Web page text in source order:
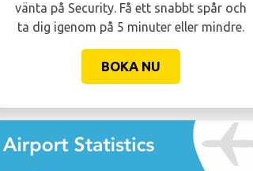
vänta på Security. Få ett snabbt spår och
ta dig igenom på 5 minuter eller mindre.
BOKA NU